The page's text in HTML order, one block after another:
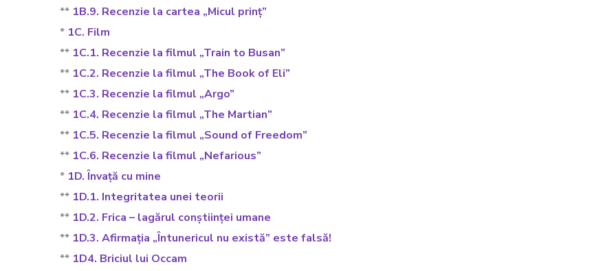
** 1B.9. Recenzie la cartea „Micul prinț”
* 1C. Film
** 1C.1. Recenzie la filmul „Train to Busan”
** 1C.2. Recenzie la filmul „The Book of Eli”
** 1C.3. Recenzie la filmul „Argo”
** 1C.4. Recenzie la filmul „The Martian”
** 1C.5. Recenzie la filmul „Sound of Freedom”
** 1C.6. Recenzie la filmul „Nefarious”
* 1D. Învață cu mine
** 1D.1. Integritatea unei teorii
** 1D.2. Frica – lagărul conștiinței umane
** 1D.3. Afirmația „Întunericul nu există” este falsă!
** 1D4. Briciul lui Occam